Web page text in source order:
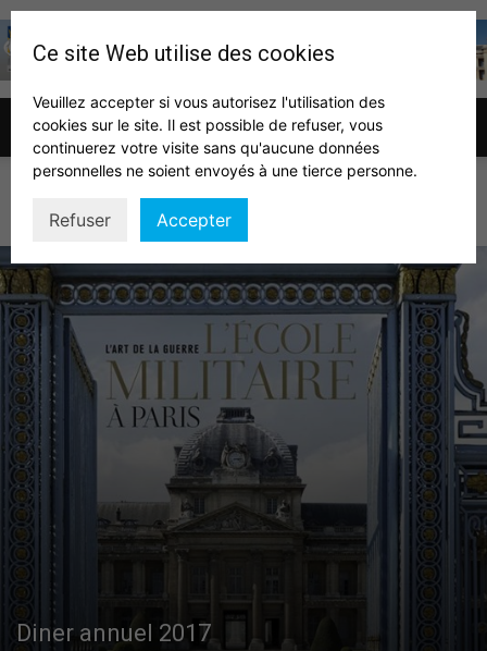
Association
auditeurs
IHEDN
Région
ACTUALITÉS
Diner annuel 2017
Ce site Web utilise des cookies
Veuillez accepter si vous autorisez l'utilisation des
cookies sur le site. Il est possible de refuser, vous
continuerez votre visite sans qu'aucune données
personnelles ne soient envoyés à une tierce personne.
Refuser Accepter